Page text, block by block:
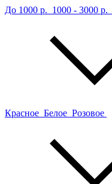
До 1000 р. 1000 - 3000 р.
Красное Белое Розовое